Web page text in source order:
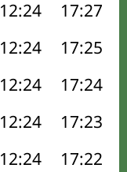
12:24 17:27
12:24 17:25
12:24 17:24
12:24 17:23
12:24 17:22